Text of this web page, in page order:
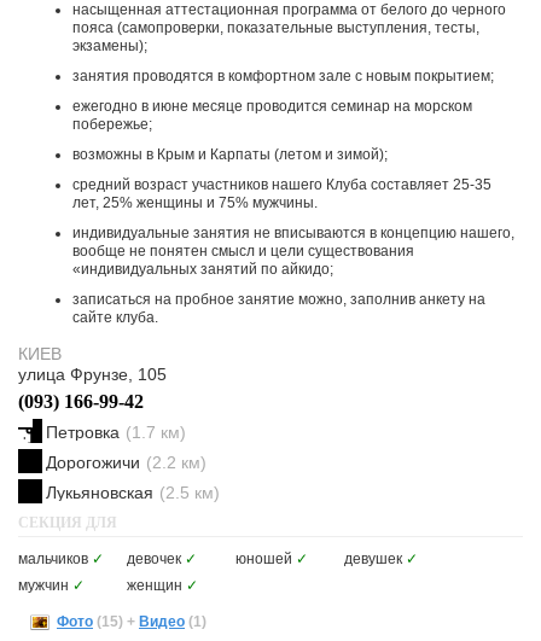
насыщенная аттестационная программа от белого до черного
пояса (самопроверки, показательные выступления, тесты,
экзамены);
занятия проводятся в комфортном зале с новым покрытием;
ежегодно в июне месяце проводится семинар на морском
побережье;
возможны в Крым и Карпаты (летом и зимой);
средний возраст участников нашего Клуба составляет 25-35
лет, 25% женщины и 75% мужчины.
индивидуальные занятия не вписываются в концепцию нашего,
вообще не понятен смысл и цели существования
«индивидуальных занятий по айкидо;
записаться на пробное занятие можно, заполнив анкету на
сайте клуба.
КИЕВ
улица Фрунзе, 105
(093) 166-99-42
Петровка (1.7 км)
Дорогожичи (2.2 км)
Лукьяновская (2.5 км)
СЕКЦИЯ ДЛЯ
мальчиков ✓ девочек ✓ юношей ✓ девушек ✓
мужчин ✓ женщин ✓
Фото (15) + Видео (1)